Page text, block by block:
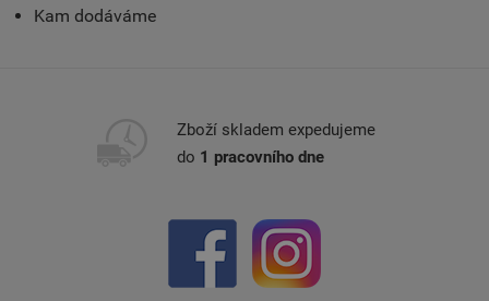
Kam dodáváme
Zboží skladem expedujeme
do 1 pracovního dne